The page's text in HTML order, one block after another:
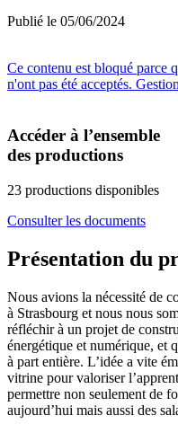
Publié le 05/06/2024
Ce contenu est bloqué parce
n'ont pas été acceptés.
Accéder à l’ensemble
des productions
23 productions disponibles
Consulter les documents
Présentation du
Nous avions la nécessité de
à Strasbourg et nous nous
réfléchir à un projet de
énergétique et numérique, et
à part entière. L’idée a vite
vitrine pour valoriser
permettre non seulement de
aujourd’hui mais aussi des